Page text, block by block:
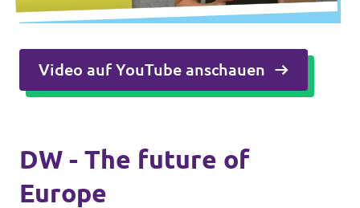
Video auf YouTube anschauen
DW - The future of
Europe